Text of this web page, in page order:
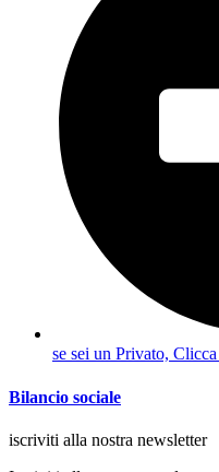
se sei un Privato,
Bilancio sociale
iscriviti alla nostra newsletter